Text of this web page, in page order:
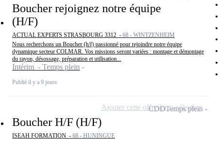
Boucher rejoignez notre équipe
(H/F)
ACTUAL EXPERTS STRASBOURG 3312 - 68 - WINTZENHEIM
Nous recherchons un Boucher (h/f) passionné pour rejoindre notre équipe
dynamique secteur COLMAR. Vos missions seront variées : montage et démontage
du rayon, désossage, préparation et utilisation...
Intérim - Temps plein
Publié il y a 9 jours
Boucher H/F (H/F)
ISEAH FORMATION - 68 - HUNINGUE
CDDTemps plein
Ajouter cette offre à ma sélection